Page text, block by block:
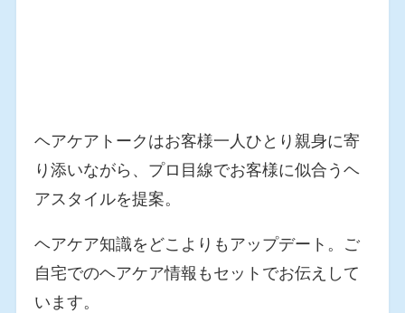
ヘアケアトークはお客様一人ひとり親身に寄
り添いながら、プロ目線でお客様に似合うヘ
アスタイルを提案。
ヘアケア知識をどこよりもアップデート。ご
自宅でのヘアケア情報もセットでお伝えして
います。